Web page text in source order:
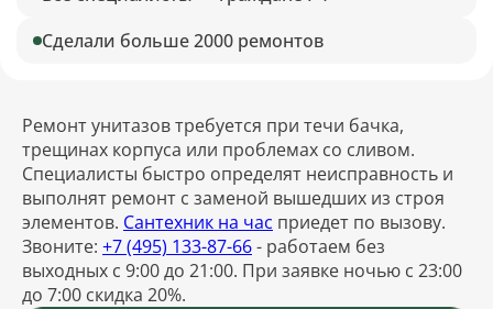
Сделали больше 2000 ремонтов
Ремонт унитазов требуется при течи бачка,
трещинах корпуса или проблемах со сливом.
Специалисты быстро определят неисправность и
выполнят ремонт с заменой вышедших из строя
элементов. Сантехник на час приедет по вызову.
Звоните: +7 (495) 133-87-66- работаем без
выходных с 9:00 до 21:00. При заявке ночью с 23:00
до 7:00 скидка 20%.